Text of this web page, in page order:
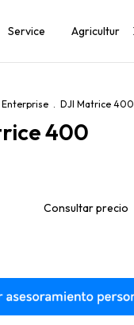
Service Agricultura
Enterprise . DJI Matrice 400
400